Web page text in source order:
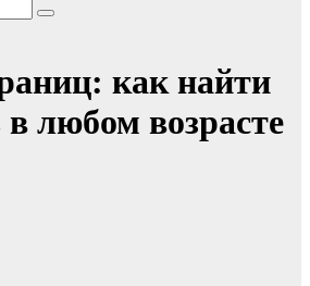
как найти
в любом возрасте